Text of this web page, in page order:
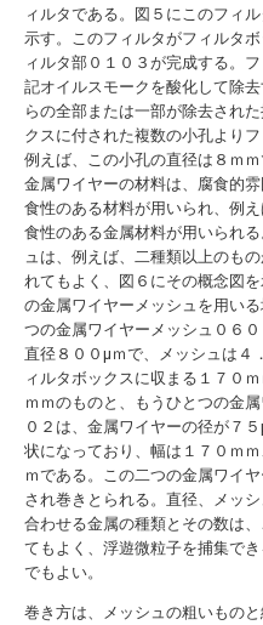
ィルタである。図５にこのフィ
示す。このフィルタがフィルタ
ィルタ部０１０３が完成する。
記オイルスモークを酸化して除
らの全部または一部が除去され
クスに付された複数の小孔よりフ
例えば、この小孔の直径は８ｍ
金属ワイヤーの材料は、腐食的
食性のある材料が用いられ、例
食性のある金属材料が用いられ
ュは、例えば、二種類以上のも
れてもよく、図６にその概念図
の金属ワイヤーメッシュを用い
つの金属ワイヤーメッシュ０６
直径８００μｍで、メッシュは４
ィルタボックスに収まる１７０
ｍｍのものと、もうひとつの金
０２は、金属ワイヤーの径が７
状になっており、幅は１７０ｍ
ｍである。この二つの金属ワイ
され巻きとられる。直径、メッ
合わせる金属の種類とその数は
てもよく、浮遊微粒子を捕集で
でもよい。
巻き方は、メッシュの粗いもの